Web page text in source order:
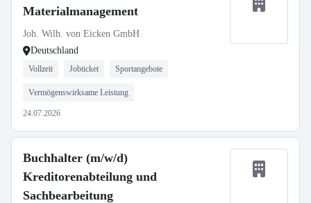
Materialmanagement
Joh. Wilh. von Eicken GmbH
Deutschland
Vollzeit Jobticket Sportangebote
Vermögenswirksame Leistung
24.07.2026
Buchhalter (m/w/d)
Kreditorenabteilung und
Sachbearbeitung